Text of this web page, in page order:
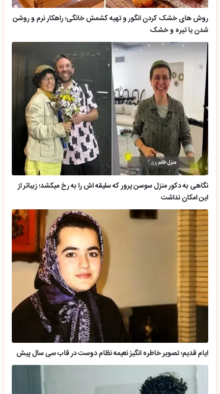
روش های خشک کردن انگور و تهیه کشمش خانگی؛ راهکار نرم و روشن
شدن یا تیره و خشک
نگاهی به دکور منزل سوسن پرور که سلیقه اش را به رخ میکشد؛ زیباتر از
این امکان نداشت
ایام قدیم؛ تصویر خاطره انگیز نعیمه نظام دوست در قاب سی سال پیش